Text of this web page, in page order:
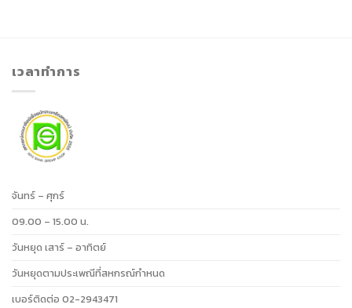
เวลาทำการ
จันทร์ – ศุกร์
09.00 – 15.00 น.
วันหยุด เสาร์ – อาทิตย์
วันหยุดตามประเพณีที่สหกรณ์กำหนด
เบอร์ติดต่อ 02-2943471